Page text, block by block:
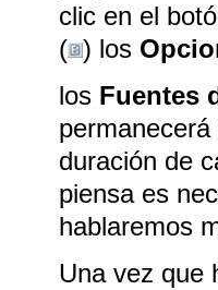
clic en el
( ) los
los Fuentes
duración de
piensa es
hablaremos
Una vez que